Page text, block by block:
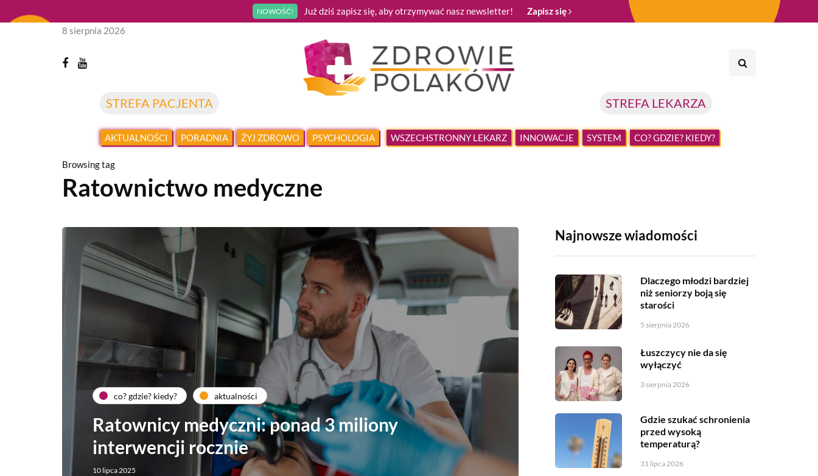
NOWOŚĆ! Już dziś zapisz się, aby otrzymywać nasz newsletter! Zapisz się
STREFA PACJENTA STREFA LEKARZA
8 sierpnia 2026
AKTUALNOŚCI PORADNIA ŻYJ ZDROWO PSYCHOLOGIA WSZECHSTRONNY LEKARZ INNOWACJE SYSTEM CO? GDZIE? KIEDY?
Browsing tag
Ratownictwo medyczne
co? gdzie? kiedy? aktualności
Ratownicy medyczni: ponad 3 miliony
interwencji rocznie
10 lipca 2025
Najnowsze wiadomości
Dlaczego młodzi bardziej
niż seniorzy boją się
starości
5 sierpnia 2026
Łuszczycy nie da się
wyłączyć
3 sierpnia 2026
Gdzie szukać schronienia
przed wysoką
temperaturą?
31 lipca 2026